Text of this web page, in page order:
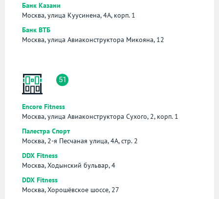
Банк Казани
Москва, улица Куусинена, 4А, корп. 1
Банк ВТБ
Москва, улица Авиаконструктора Микояна, 12
51
Encore Fitness
Москва, улица Авиаконструктора Сухого, 2, корп. 1
Палестра Спорт
Москва, 2-я Песчаная улица, 4А, стр. 2
DDX Fitness
Москва, Ходынский бульвар, 4
DDX Fitness
Москва, Хорошёвское шоссе, 27